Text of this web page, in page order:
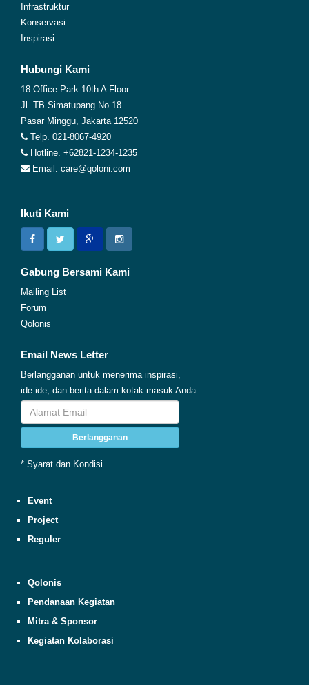
Infrastruktur
Konservasi
Inspirasi
Hubungi Kami
18 Office Park 10th A Floor
Jl. TB Simatupang No.18
Pasar Minggu, Jakarta 12520
Telp. 021-8067-4920
Hotline. +62821-1234-1235
Email. care@qoloni.com
Ikuti Kami
Gabung Bersami Kami
Mailing List
Forum
Qolonis
Email News Letter
Berlangganan untuk menerima inspirasi,
ide-ide, dan berita dalam kotak masuk Anda.
Berlangganan
* Syarat dan Kondisi
Event
Project
Reguler
Qolonis
Pendanaan Kegiatan
Mitra & Sponsor
Kegiatan Kolaborasi